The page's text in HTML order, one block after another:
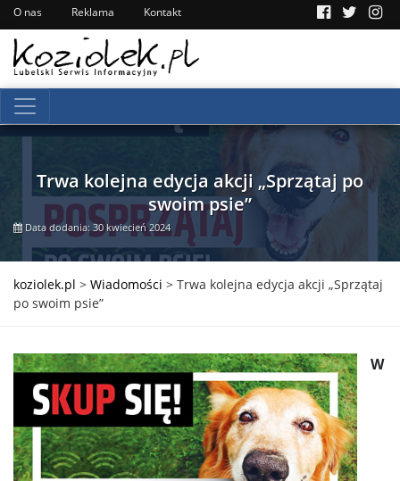
O nas Reklama Kontakt
Trwa kolejna edycja akcji „Sprzątaj po
swoim psie”
Data dodania: 30 kwiecień 2024
koziolek.pl > Wiadomości > Trwa kolejna edycja akcji „Sprzątaj
po swoim psie”
W